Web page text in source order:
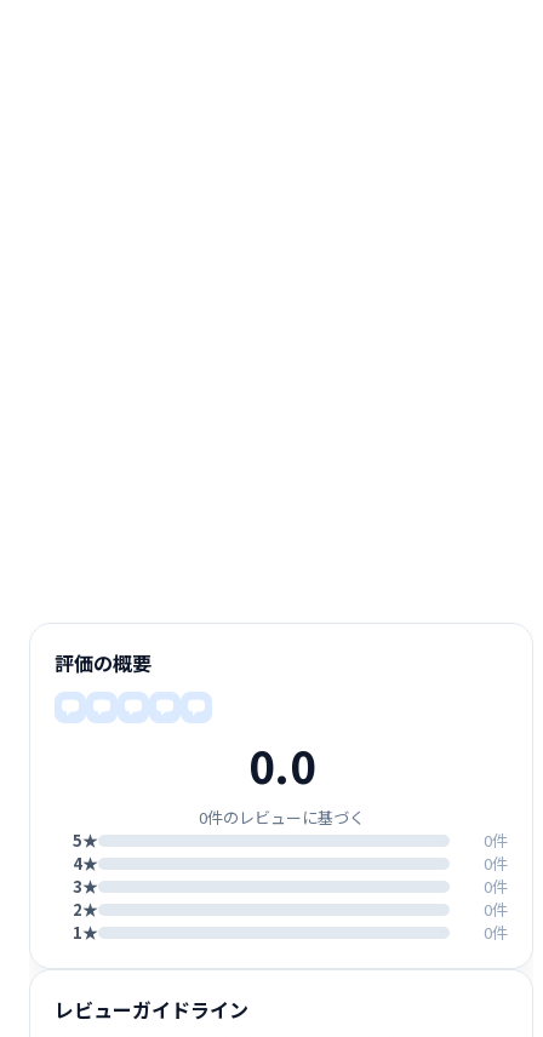
評価の概要
0.0
0件のレビューに基づく
5★
0件
4★
0件
3★
0件
2★
0件
1★
0件
レビューガイドライン